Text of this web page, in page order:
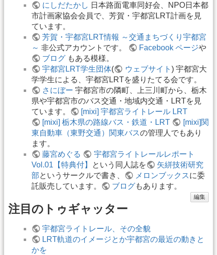
にしだたかし 日本路面電車同好会、NPO日本都
市計画家協会会員で、芳賀・宇都宮LRT計画を見
ています。
芳賀・宇都宮LRT情報 ～交通まちづくり宇都宮
～ 非公式アカウントです。 Facebook ページや
ブログ もある模様。
宇都宮LRT学生団体( ウェブサイト ) 宇都宮大
学学生による、宇都宮LRTを盛りたてる会です。
さにぼー 宇都宮市の隣町、上三川町から、栃木
県や宇都宮市のバス交通・地域内交通・LRTを見
ています。
[mixi] 宇都宮ライトレール LRT
[mixi] 栃木県の路線バス・鉄道・LRT
[mixi]関
東自動車（東野交通）関東バスの管理人でもあり
ます。
藤宮めぐる
宇都宮ライトレールレポート
Vol.01【特典付】
という同人誌を
矢絣技術研究
部というサークルで書き、 メロンブックスに委
託販売しています。
ブログもあります。
編集
注目のトゥギャッター
宇都宮ライトレール、その全貌
LRT軌道のイメージとか宇都宮の最近の動きと
かを